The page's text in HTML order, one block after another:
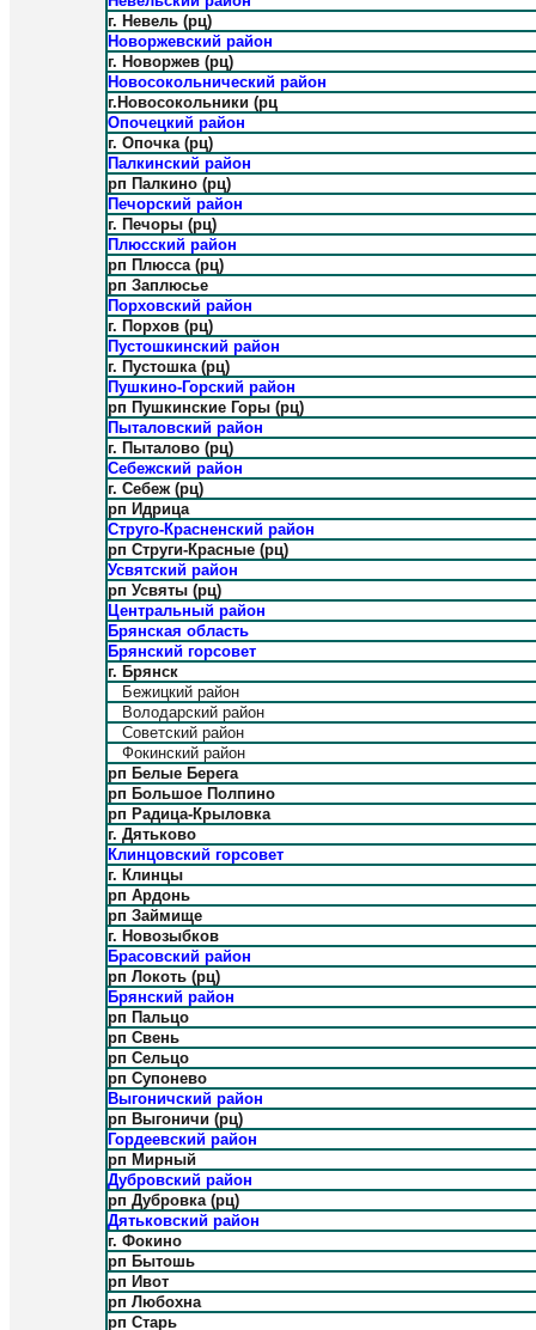
г. Невель (рц)
Новоржевский район
г. Новоржев (рц)
Новосокольнический район
г.Новосокольники (рц
Опочецкий район
г. Опочка (рц)
Палкинский район
рп Палкино (рц)
Печорский район
г. Печоры (рц)
Плюсский район
рп Плюсса (рц)
рп Заплюсье
Порховский район
г. Порхов (рц)
Пустошкинский район
г. Пустошка (рц)
Пушкино-Горский район
рп Пушкинские Горы (рц)
Пыталовский район
г. Пыталово (рц)
Себежский район
г. Себеж (рц)
рп Идрица
Струго-Красненский район
рп Струги-Красные (рц)
Усвятский район
рп Усвяты (рц)
Центральный район
Брянская область
Брянский горсовет
г. Брянск
Бежицкий район
Володарский район
Советский район
Фокинский район
рп Белые Берега
рп Большое Полпино
рп Радица-Крыловка
г. Дятьково
Клинцовский горсовет
г. Клинцы
рп Ардонь
рп Займище
г. Новозыбков
Брасовский район
рп Локоть (рц)
Брянский район
рп Пальцо
рп Свень
рп Сельцо
рп Супонево
Выгоничский район
рп Выгоничи (рц)
Гордеевский район
рп Мирный
Дубровский район
рп Дубровка (рц)
Дятьковский район
г. Фокино
рп Бытошь
рп Ивот
рп Любохна
рп Старь